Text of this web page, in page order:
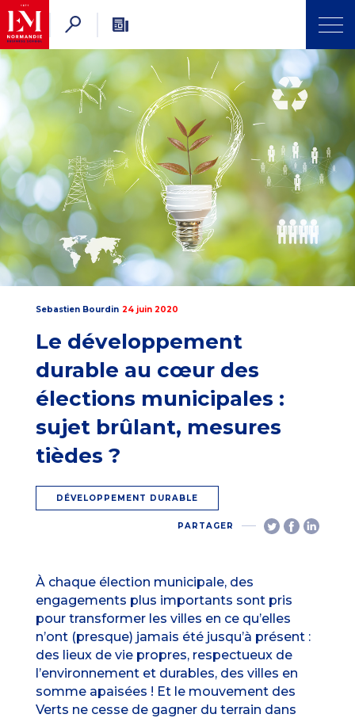
Sebastien Bourdin 24 juin 2020
Le développement
durable au cœur des
élections municipales :
sujet brûlant, mesures
tièdes ?
DÉVELOPPEMENT DURABLE
PARTAGER
À chaque élection municipale, des
engagements plus importants sont pris
pour transformer les villes en ce qu’elles
n’ont (presque) jamais été jusqu’à présent :
des lieux de vie propres, respectueux de
l’environnement et durables, des villes en
somme apaisées ! Et le mouvement des
Verts ne cesse de gagner du terrain dans